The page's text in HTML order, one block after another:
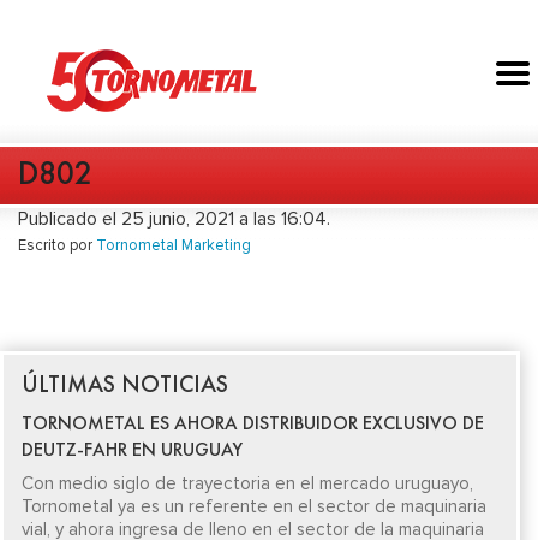
D802
Publicado el 25 junio, 2021 a las 16:04.
Escrito por Tornometal Marketing
ÚLTIMAS NOTICIAS
TORNOMETAL ES AHORA DISTRIBUIDOR EXCLUSIVO DE
DEUTZ-FAHR EN URUGUAY
Con medio siglo de trayectoria en el mercado uruguayo,
Tornometal ya es un referente en el sector de maquinaria
vial, y ahora ingresa de lleno en el sector de la maquinaria